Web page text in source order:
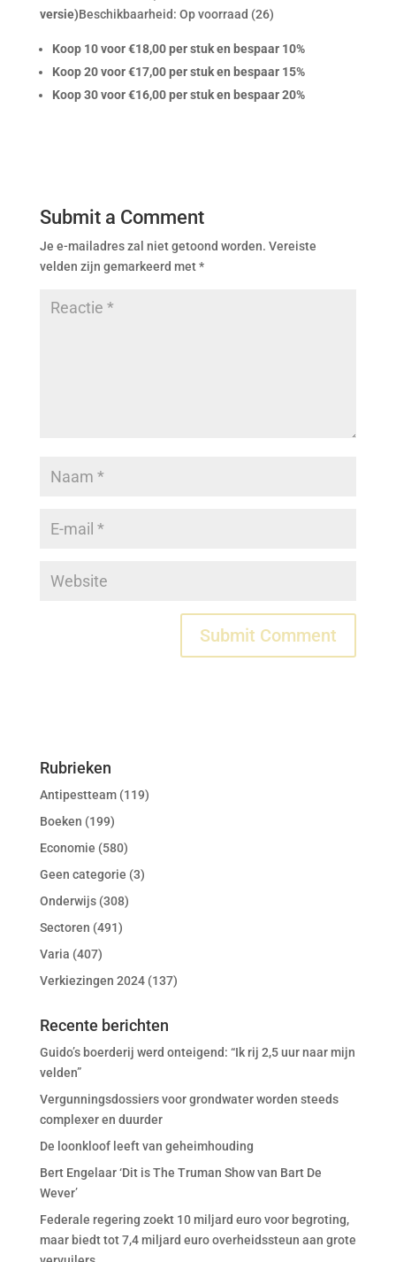
versie)Beschikbaarheid: Op voorraad (26)
Koop 10 voor €18,00 per stuk en bespaar 10%
Koop 20 voor €17,00 per stuk en bespaar 15%
Koop 30 voor €16,00 per stuk en bespaar 20%
Submit a Comment
Je e-mailadres zal niet getoond worden. Vereiste
velden zijn gemarkeerd met*
Rubrieken
Antipestteam(119)
Boeken (199)
Economie (580)
Geen categorie (3)
Onderwijs(308)
Sectoren (491)
Varia (407)
Verkiezingen 2024(137)
Recente berichten
Guido’s boerderij werd onteigend: “Ik rij 2,5 uur naar mijn
velden”
Vergunningsdossiers voor grondwater worden steeds
complexer en duurder
De loonkloof leeft van geheimhouding
Bert Engelaar ‘Dit is The Truman Show van Bart De
Wever’
Federale regering zoekt 10 miljard euro voor begroting,
maar biedt tot 7,4 miljard euro overheidssteun aan grote